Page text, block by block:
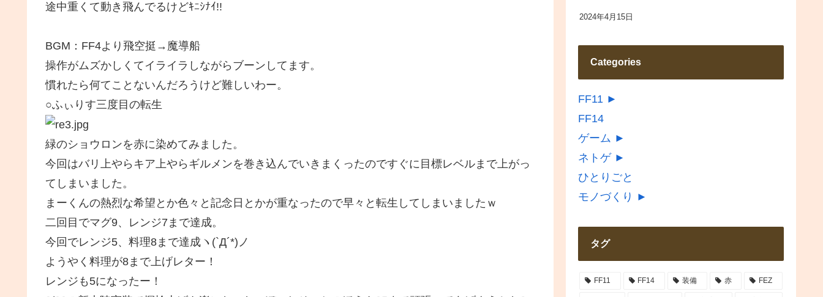
途中重くて動き飛んでるけどｷﾆｼﾅｲ!!
BGM：FF4より飛空挺→魔導船
操作がムズかしくてイライラしながらブーンしてます。
慣れたら何てことないんだろうけど難しいわー。
○ふぃりす三度目の転生
緑のショウロンを赤に染めてみました。
今回はバリ上やらキア上やらギルメンを巻き込んでいきまくったのですぐに目標レベルまで上がっ
てしまいました。
まーくんの熱烈な希望とか色々と記念日とかが重なったので早々と転生してしまいましたｗ
二回目でマグ9、レンジ7まで達成。
今回でレンジ5、料理8まで達成ヽ(`Д´*)ノ
ようやく料理が8まで上げレター！
レンジも5になったー！
2024年4月15日
Categories
FF11 ►
FF14
ゲーム ►
ネトゲ ►
ひとりごと
モノづくり ►
タグ
FF11 FF14 装備 赤 FEZ